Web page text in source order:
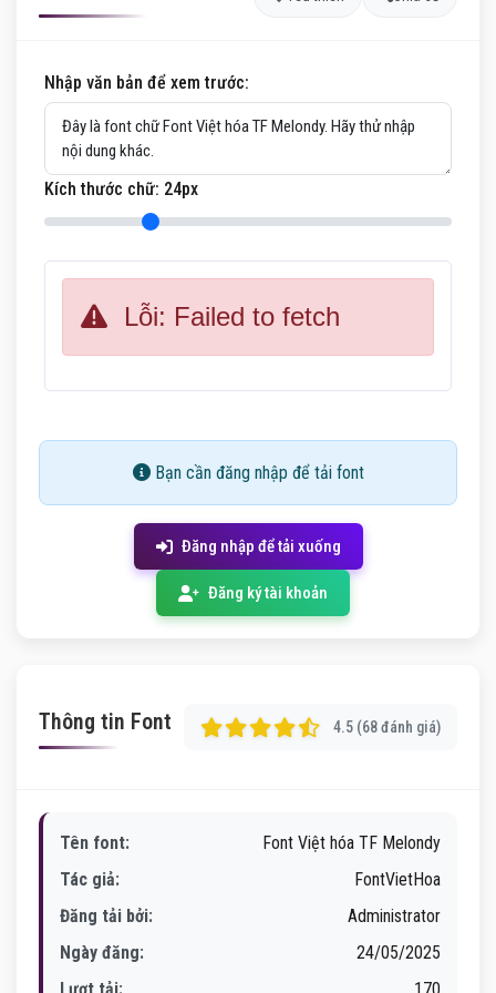
Nhập văn bản để xem trước:
Kích thước chữ: 24px
Lỗi: Failed to fetch
Bạn cần đăng nhập để tải font
Đăng nhập để tải xuống
Đăng ký tài khoản
Thông tin Font 4.5 (68 đánh giá)
Tên font:
Font Việt hóa TF Melondy
Tác giả:
FontVietHoa
Đăng tải bởi:
Administrator
Ngày đăng:
24/05/2025